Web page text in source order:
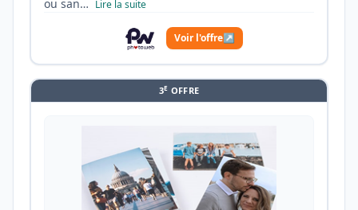
ou san… Lire la suite
Voir l'offre↗
3E OFFRE